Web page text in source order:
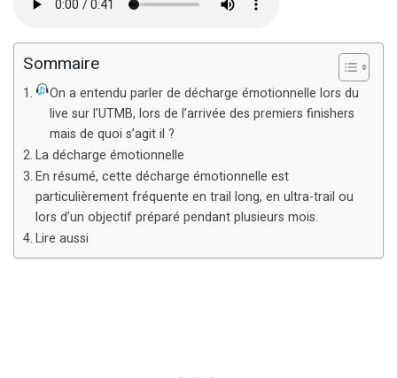
Sommaire
On a entendu parler de décharge émotionnelle lors du
live sur l’UTMB, lors de l’arrivée des premiers finishers
mais de quoi s’agit il ?
La décharge émotionnelle
En résumé, cette décharge émotionnelle est
particulièrement fréquente en trail long, en ultra-trail ou
lors d’un objectif préparé pendant plusieurs mois.
Lire aussi